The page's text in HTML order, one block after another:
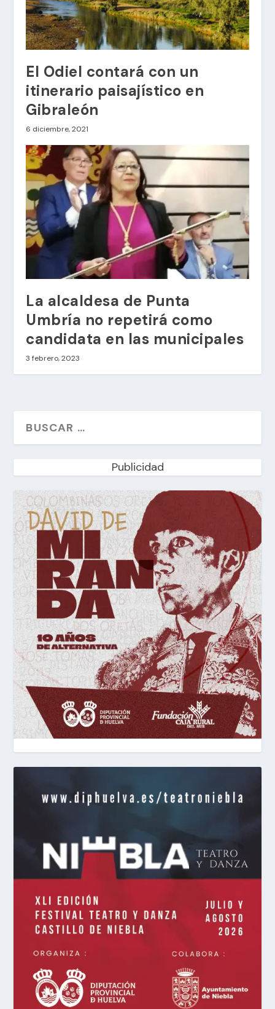
El Odiel contará con un
itinerario paisajístico en
Gibraleón
6 diciembre, 2021
La alcaldesa de Punta
Umbría no repetirá como
candidata en las municipales
3 febrero, 2023
Publicidad